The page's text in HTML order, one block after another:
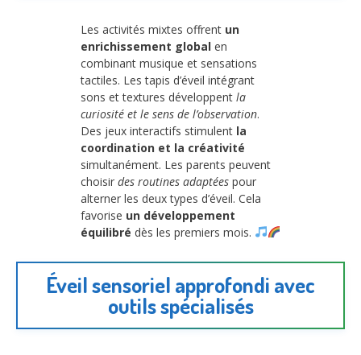
Les activités mixtes offrent un
enrichissement global en
combinant musique et sensations
tactiles. Les tapis d’éveil intégrant
sons et textures développent la
curiosité et le sens de l’observation.
Des jeux interactifs stimulent la
coordination et la créativité
simultanément. Les parents peuvent
choisir des routines adaptées pour
alterner les deux types d’éveil. Cela
favorise un développement
équilibré dès les premiers mois.
Éveil sensoriel approfondi avec
outils spécialisés